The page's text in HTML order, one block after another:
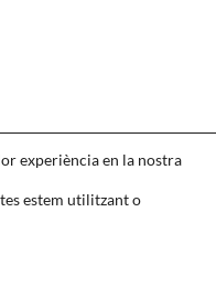
experiència en la nostra
estem utilitzant o